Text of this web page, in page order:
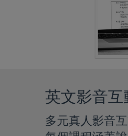
英文影音互
多元真人影音